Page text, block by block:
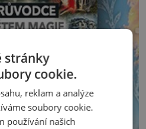
stránky
cookie.
reklam a analýze
soubory cookie.
používání našich